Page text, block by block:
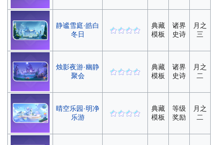
静谧雪庭·皓白
冬日
典藏
模板
诸界
史诗
月之
三
烛影夜游·幽静
聚会
典藏
模板
诸界
史诗
月之
二
晴空乐园·明净
乐游
典藏
模板
等级
奖励
月之
二